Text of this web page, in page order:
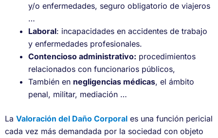
y/o enfermedades, seguro obligatorio de viajeros
…
Laboral: incapacidades en accidentes de trabajo
y enfermedades profesionales.
Contencioso administrativo: procedimientos
relacionados con funcionarios públicos,
También en negligencias médicas, el ámbito
penal, militar, mediación …
La Valoración del Daño Corporal es una función pericial
cada vez más demandada por la sociedad con objeto